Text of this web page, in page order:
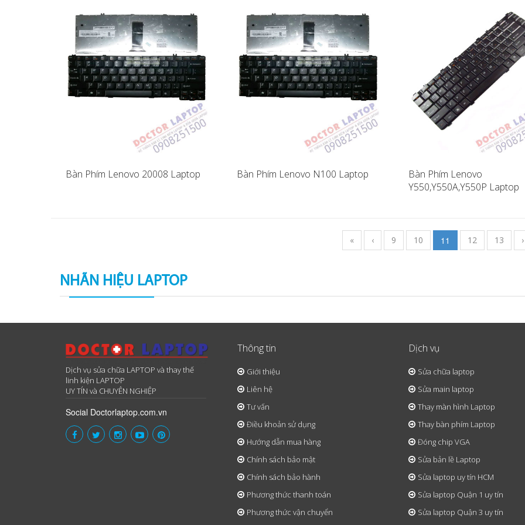
Bàn Phím Lenovo 20008 Laptop Bàn Phím Lenovo N100 Laptop
Bàn Phím Lenovo
Y550,Y550A,Y550P Laptop
« ‹ 9 10 11 12 13 ›
NHÃN HIỆU LAPTOP
Dịch vụ sửa chữa LAPTOP và thay thế
linh kiện LAPTOP
UY TÍN và CHUYÊN NGHIỆP
Social Doctorlaptop.com.vn
Thông tin
Giới thiệu
Liên hệ
Tư vấn
Điều khoản sử dụng
Hướng dẫn mua hàng
Chính sách bảo mật
Chính sách bảo hành
Phương thức thanh toán
Phương thức vận chuyển
Dịch vụ
Sửa chữa laptop
Sửa main laptop
Thay màn hình Laptop
Thay bàn phím Laptop
Đóng chip VGA
Sửa bản lề Laptop
Sửa laptop uy tín HCM
Sửa laptop Quận 1 uy tín
Sửa laptop Quận 3 uy tín